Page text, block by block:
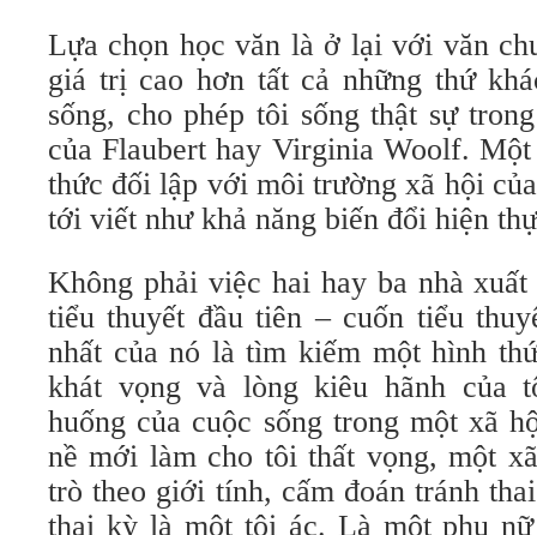
Lựa chọn học văn là ở lại với văn
giá trị cao hơn tất cả những thứ
sống, cho phép tôi sống thật sự
của Flaubert hay Virginia Woolf.
thức đối lập với môi trường xã hội
tới viết như khả năng biến đổi hiện
Không phải việc hai hay ba nhà
tiểu thuyết đầu tiên – cuốn tiểu
nhất của nó là tìm kiếm một hình
khát vọng và lòng kiêu hãnh của
huống của cuộc sống trong một xã
nề mới làm cho tôi thất vọng, một
trò theo giới tính, cấm đoán tránh
thai kỳ là một tội ác. Là một phụ